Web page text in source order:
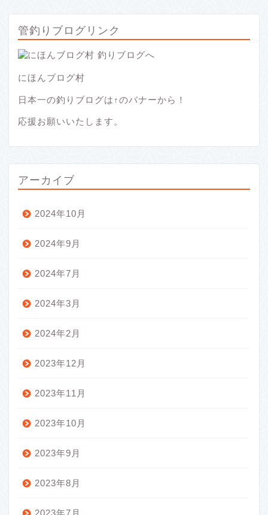
管釣りブログリンク
にほんブログ村
日本一の釣りブログは↑のバナーから！
応援お願いいたします。
アーカイブ
2024年10月
2024年9月
2024年7月
2024年3月
2024年2月
2023年12月
2023年11月
2023年10月
2023年9月
2023年8月
2023年7月